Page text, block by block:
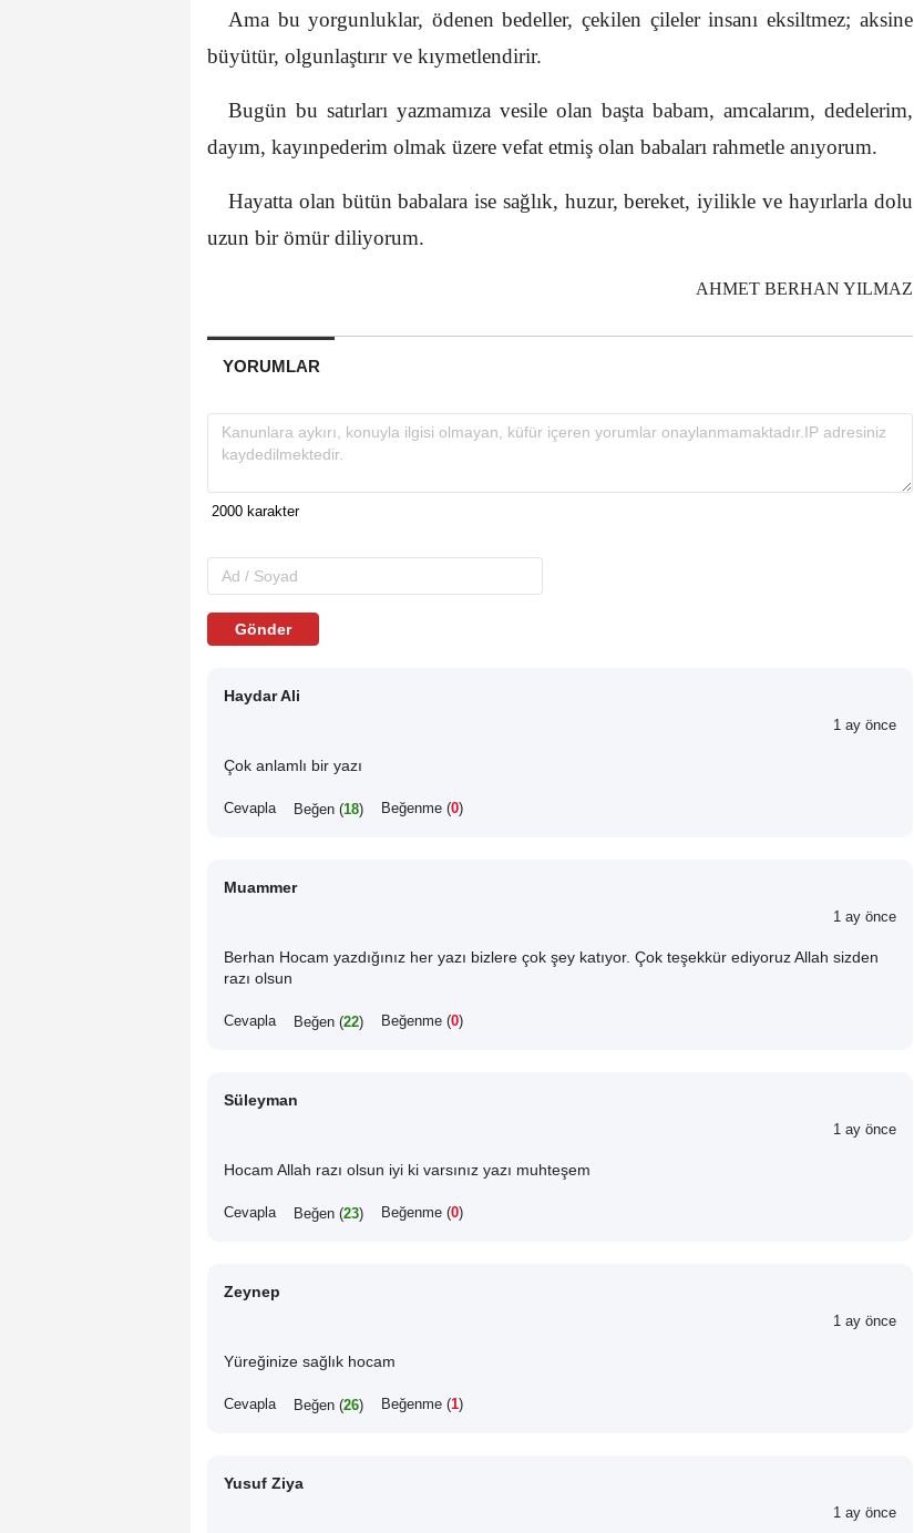
Ama bu yorgunluklar, ödenen bedeller, çekilen çileler insanı eksiltmez; aksine
büyütür, olgunlaştırır ve kıymetlendirir.
Bugün bu satırları yazmamıza vesile olan başta babam, amcalarım, dedelerim,
dayım, kayınpederim olmak üzere vefat etmiş olan babaları rahmetle anıyorum.
Hayatta olan bütün babalara ise sağlık, huzur, bereket, iyilikle ve hayırlarla dolu
uzun bir ömür diliyorum.
AHMET BERHAN YILMAZ
YORUMLAR
Gönder
Haydar Ali
1 ay önce
Çok anlamlı bir yazı
Cevapla Beğen (18) Beğenme (0)
Muammer
1 ay önce
Berhan Hocam yazdığınız her yazı bizlere çok şey katıyor. Çok teşekkür ediyoruz Allah sizden
razı olsun
Cevapla Beğen (22) Beğenme (0)
Süleyman
1 ay önce
Hocam Allah razı olsun iyi ki varsınız yazı muhteşem
Cevapla Beğen (23) Beğenme (0)
Zeynep
1 ay önce
Yüreğinize sağlık hocam
Cevapla Beğen (26) Beğenme (1)
Yusuf Ziya
1 ay önce